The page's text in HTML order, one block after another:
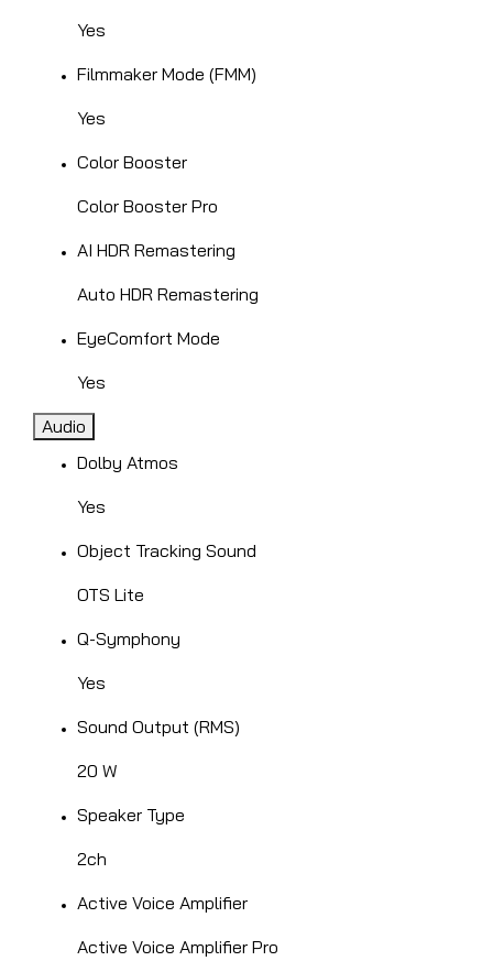
Yes
Filmmaker Mode (FMM)
Yes
Color Booster
Color Booster Pro
AI HDR Remastering
Auto HDR Remastering
EyeComfort Mode
Yes
Audio
Dolby Atmos
Yes
Object Tracking Sound
OTS Lite
Q-Symphony
Yes
Sound Output (RMS)
20 W
Speaker Type
2ch
Active Voice Amplifier
Active Voice Amplifier Pro